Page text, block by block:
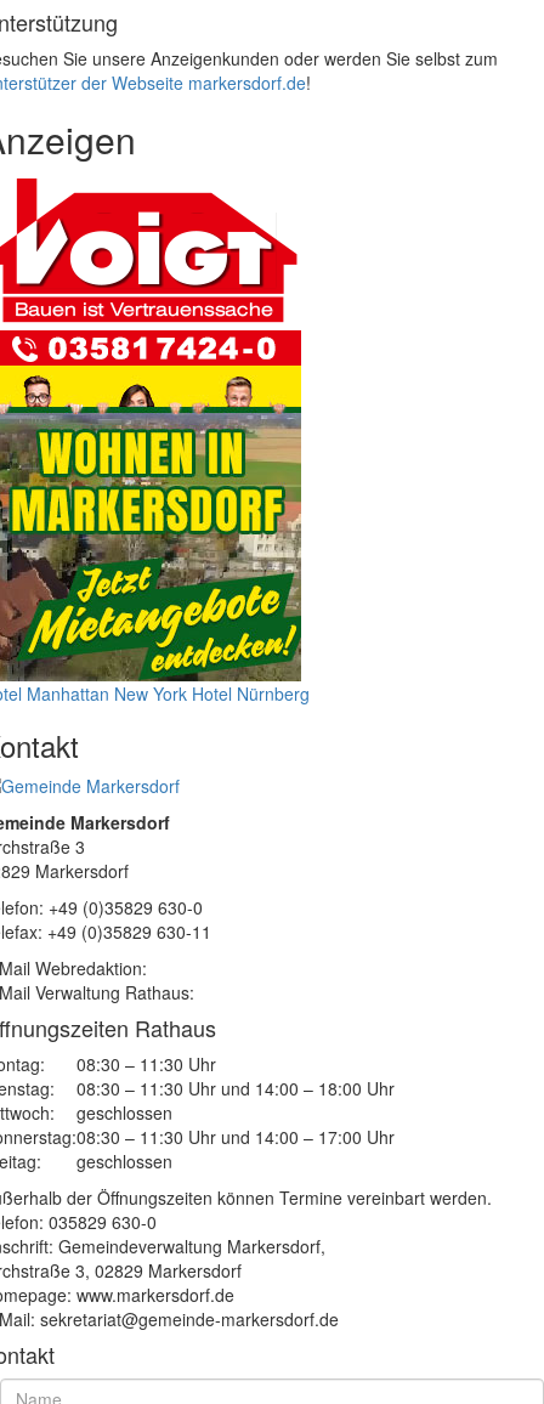
Sie unsere Anzeigenkunden oder werden Sie selbst zum
der Webseite markersdorf.de!
Manhattan New York Hotel Nürnberg
Markersdorf
3
Markersdorf
+49 (0)35829 630-0
+49 (0)35829 630-11
Webredaktion:
Verwaltung Rathaus:
Rathaus
08:30 – 11:30 Uhr
08:30 – 11:30 Uhr und 14:00 – 18:00 Uhr
geschlossen
08:30 – 11:30 Uhr und 14:00 – 17:00 Uhr
geschlossen
der Öffnungszeiten können Termine vereinbart werden.
035829 630-0
Gemeindeverwaltung Markersdorf,
3, 02829 Markersdorf
www.markersdorf.de
sekretariat@gemeinde-markersdorf.de